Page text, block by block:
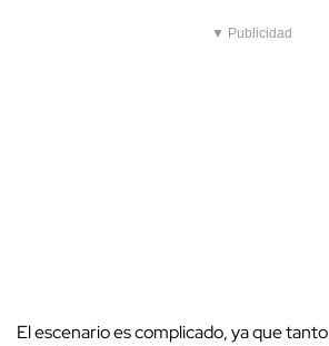
▼ Publicidad
El escenario es complicado, ya que tanto